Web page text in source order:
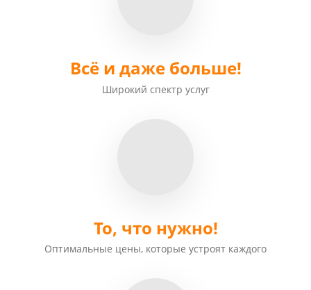
Всё и даже больше!
Широкий спектр услуг
То, что нужно!
Оптимальные цены, которые устроят каждого